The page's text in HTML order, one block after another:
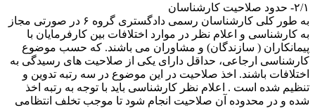
۲/۱- حدود صلاحیت کارشناسان
به طور کلی کارشناسان رسمی دادگستری گروه ۶ در صورتی مجاز
به کارشناسی و اعلام نظر در موارد اختلافات بین کارفرمایان با
پیمانکاران ( سازندگان) و مشاوران می باشند. که حسب موضوع
کارشناسی ارجاعی، حداقل دارای یکی از صلاحیت های رسیدگی به
اختلافات باشند. اخذ صلاحیت در این موضوع در سه رتبه تدوین و
تنظیم شده است . اعلام نظر کارشناسی باید با توجه به رتبه اخذ
شده و در محدوده آن صلاحیت انجام شود تا موجب تخلف انتظامی